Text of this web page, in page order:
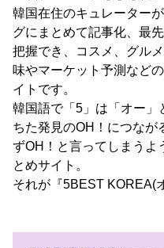
韓国在住のキュレーター
グにまとめて記事化、最
把握でき、コスメ、グル
味やマーケット予測など
イトです。
韓国語で「5」は「オー」
ちた発見のOH！につなが
ずOH！と言ってしまうよ
とめサイト。
それが『5BEST KOREA(